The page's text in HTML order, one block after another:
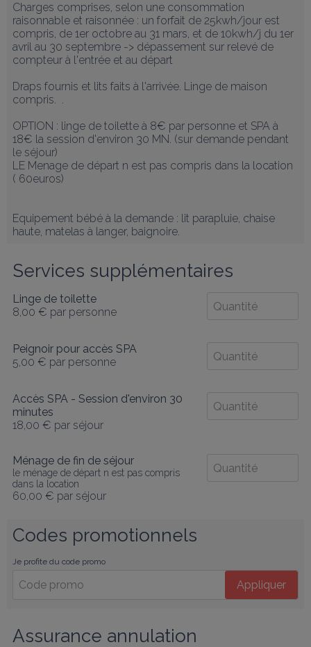
Charges comprises, selon une consommation
raisonnable et raisonnée : un forfait de 25kwh/jour est
compris, de 1er octobre au 31 mars, et de 10kwh/j du 1er
avril au 30 septembre -> dépassement sur relevé de
compteur à l'entrée et au départ
Draps fournis et lits faits à l'arrivée. Linge de maison
compris.  .
OPTION : linge de toilette à 8€ par personne et SPA à
18€ la session d'environ 30 MN. (sur demande pendant
le séjour)
LE Menage de départ n est pas compris dans la location
( 60euros)
Equipement bébé à la demande : lit parapluie, chaise
haute, matelas à langer, baignoire.
Services supplémentaires
Linge de toilette
8,00 € par personne
Peignoir pour accès SPA
5,00 € par personne
Accès SPA - Session d'environ 30
minutes
18,00 € par séjour
Ménage de fin de séjour
le ménage de départ n est pas compris
dans la location
60,00 € par séjour
Codes promotionnels
Je profite du code promo
Appliquer
Assurance annulation